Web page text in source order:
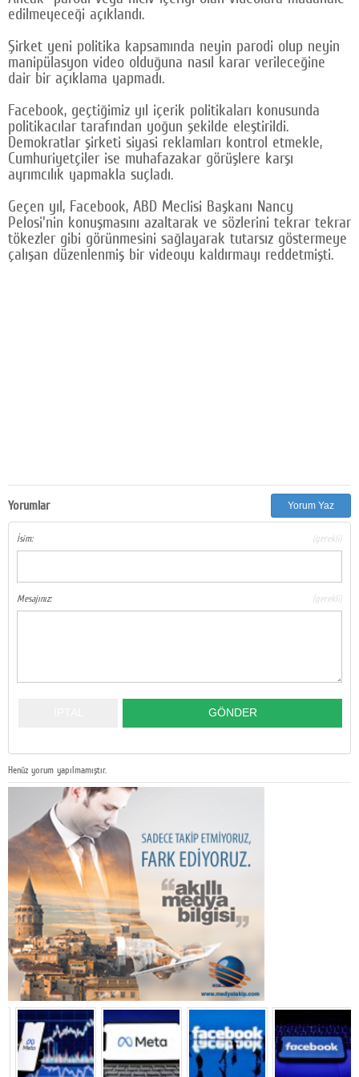
Google Plus
© 2026 TÜM HAKLARI SAKLIDIR
edilmeyeceği açıklandı.
Şirket yeni politika kapsamında neyin parodi olup neyin
manipülasyon video olduğuna nasıl karar verileceğine
dair bir açıklama yapmadı.
Facebook, geçtiğimiz yıl içerik politikaları konusunda
politikacılar tarafından yoğun şekilde eleştirildi.
Demokratlar şirketi siyasi reklamları kontrol etmekle,
Cumhuriyetçiler ise muhafazakar görüşlere karşı
ayrımcılık yapmakla suçladı.
Geçen yıl, Facebook, ABD Meclisi Başkanı Nancy
Pelosi'nin konuşmasını azaltarak ve sözlerini tekrar tekrar
tökezler gibi görünmesini sağlayarak tutarsız göstermeye
çalışan düzenlenmiş bir videoyu kaldırmayı reddetmişti.
Yorumlar Yorum Yaz
İsim: (gerekli)
Mesajınız: (gerekli)
Henüz yorum yapılmamıştır.